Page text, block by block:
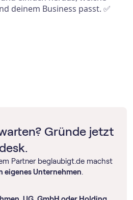
Gründe jetzt
Partner beglaubigt.de machst
eigenes Unternehmen.